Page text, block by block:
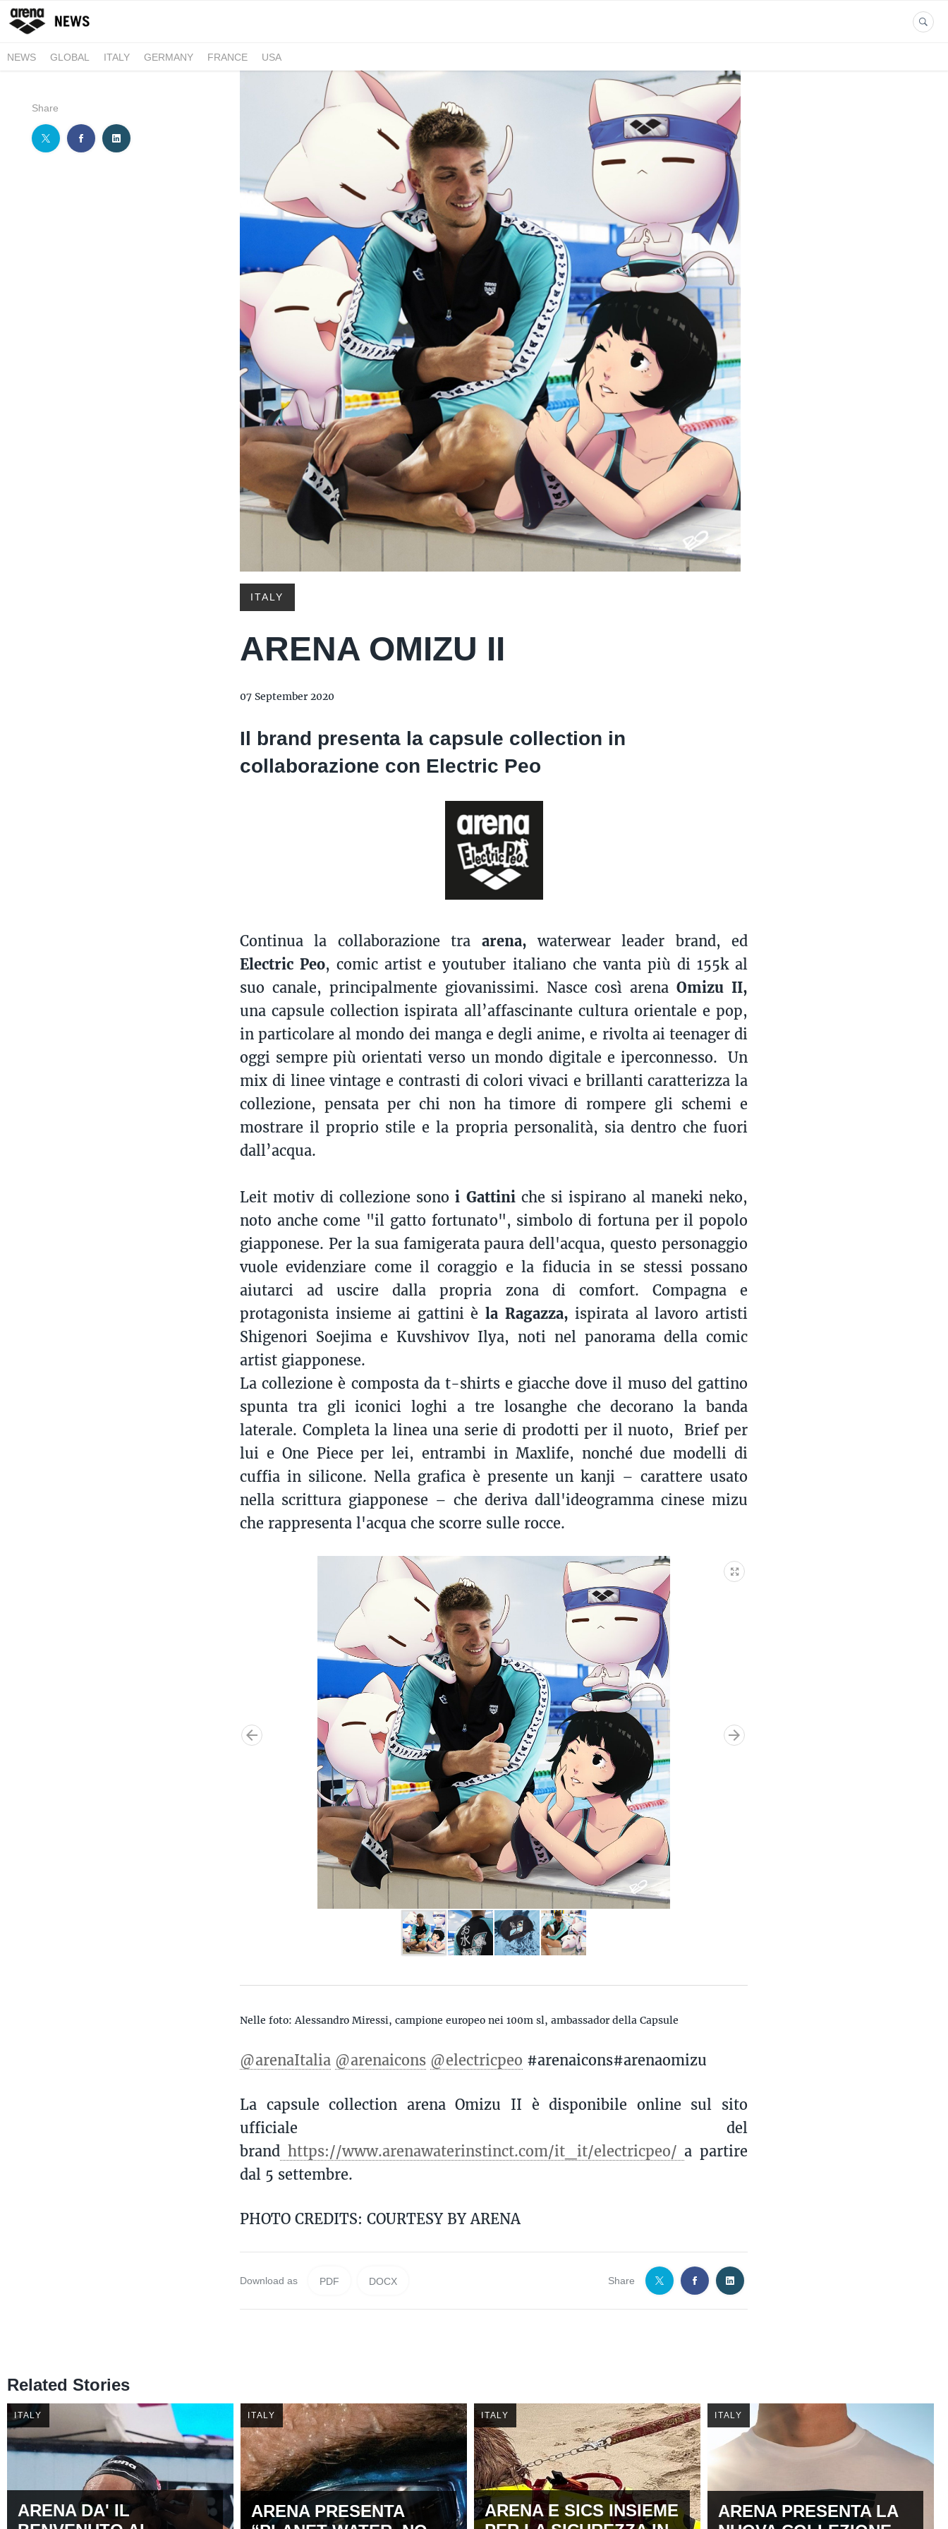
NEWS GLOBAL ITALY GERMANY FRANCE USA
Share
ITALY
ARENA OMIZU II
07 September 2020
Il brand presenta la capsule collection in
collaborazione con Electric Peo
Continua la collaborazione tra arena, waterwear leader brand, ed
Electric Peo, comic artist e youtuber italiano che vanta più di 155k al
suo canale, principalmente giovanissimi. Nasce così arenaOmizu II,
una capsule collection ispirata all’affascinante cultura orientale e pop,
in particolare al mondo dei manga e degli anime, e rivolta ai teenager di
oggi sempre più orientati verso un mondo digitale e iperconnesso. Un
mix di linee vintage e contrasti di colori vivaci e brillanti caratterizza la
collezione, pensata per chi non ha timore di rompere gli schemi e
mostrare il proprio stile e la propria personalità, sia dentro che fuori
dall’acqua.
Leit motiv di collezione sonoi Gattiniche si ispirano al maneki neko,
noto anche come "il gatto fortunato", simbolo di fortuna per il popolo
giapponese. Per la sua famigerata paura dell'acqua, questo personaggio
vuole evidenziare come il coraggio e la fiducia in se stessi possano
aiutarci ad uscire dalla propria zona di comfort. Compagna e
protagonista insieme ai gattini è la Ragazza, ispirata al lavoro artisti
Shigenori Soejima e Kuvshivov Ilya, noti nel panorama della comic
artist giapponese.
La collezione è composta da t-shirts e giacche dove il muso del gattino
spunta tra gli iconici loghi a tre losanghe che decorano la banda
laterale. Completa la linea una serie di prodotti per il nuoto, Brief per
lui e One Piece per lei, entrambi in Maxlife, nonché due modelli di
cuffia in silicone. Nella grafica è presente un kanji – carattere usato
nella scrittura giapponese – che deriva dall'ideogramma cinese mizu
che rappresenta l'acqua che scorre sulle rocce.
Nelle foto: Alessandro Miressi, campione europeo nei 100m sl, ambassador della Capsule
@arenaItalia @arenaicons @electricpeo #arenaicons#arenaomizu
La capsule collection arena Omizu II è disponibile online sul sito
ufficiale del
brand https://www.arenawaterinstinct.com/it_it/electricpeo/a partire
dal 5 settembre.
PHOTO CREDITS: COURTESY BY ARENA
Download as PDF DOCX Share
Related Stories
ITALY
ARENA DA' IL
ITALY
ARENA PRESENTA
ITALY
ARENA E SICS INSIEME
ITALY
ARENA PRESENTA LA